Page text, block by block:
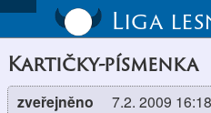
Liga
Kartičky-písmenka
zveřejněno 7.2. 2009 16:18